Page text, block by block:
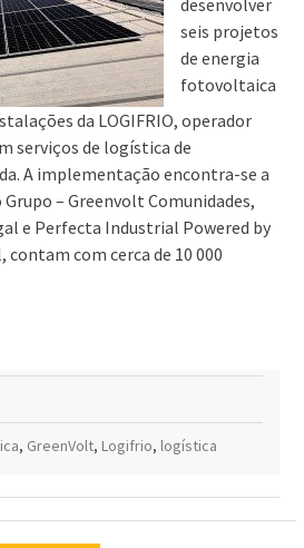
desenvolver
seis projetos
de energia
fotovoltaica
da LOGIFRIO, operador
serviços de logística de
A implementação encontra-se a
– Greenvolt Comunidades,
e Perfecta Industrial Powered by
com cerca de 10 000
, GreenVolt, Logifrio, logística